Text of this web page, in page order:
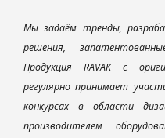
Мы задаём тренды,
решения,
Продукция RAVAK с
регулярно принимает
конкурсах в области
производителем